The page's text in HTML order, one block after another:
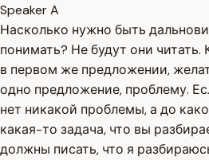
Speaker A
Насколько нужно быть
понимать? Не будут они читать.
в первом же предложении,
одно предложение, проблему.
нет никакой проблемы, а до
какая-то задача, что вы
должны писать, что я